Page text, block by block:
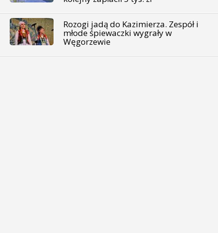
Rozogi jadą do Kazimierza. Zespół i
młode śpiewaczki wygrały w
Węgorzewie